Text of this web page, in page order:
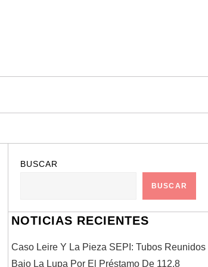
BUSCAR
BUSCAR
NOTICIAS RECIENTES
Caso Leire Y La Pieza SEPI: Tubos Reunidos
Bajo La Lupa Por El Préstamo De 112,8